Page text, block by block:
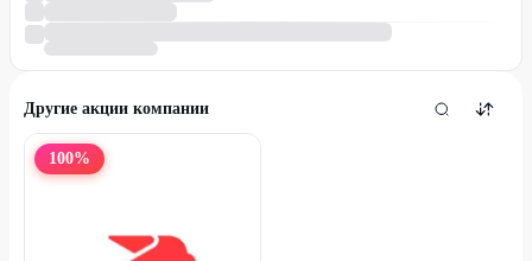
Другие акции компании
100%